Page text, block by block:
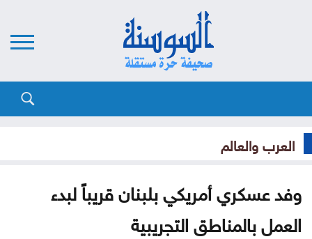
العرب والعالم
وفد عسكري أمريكي بلبنان قريباً لبدء
العمل بالمناطق التجريبية